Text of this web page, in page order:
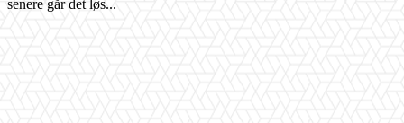
senere går det løs...